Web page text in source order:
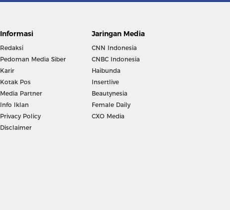
Informasi
Redaksi
Pedoman Media Siber
Karir
Kotak Pos
Media Partner
Info Iklan
Privacy Policy
Disclaimer
Jaringan Media
CNN Indonesia
CNBC Indonesia
Haibunda
Insertlive
Beautynesia
Female Daily
CXO Media